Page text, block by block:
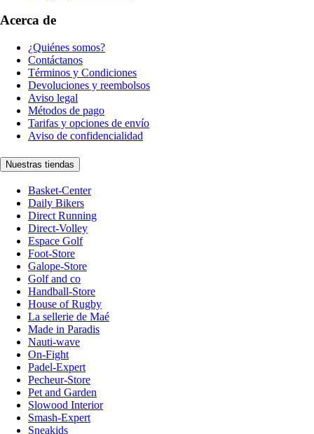
Acerca de
¿Quiénes somos?
Contáctanos
Términos y Condiciones
Devoluciones y reembolsos
Aviso legal
Métodos de pago
Tarifas y opciones de envío
Aviso de confidencialidad
Nuestras tiendas
Basket-Center
Daily Bikers
Direct Running
Direct-Volley
Espace Golf
Foot-Store
Galope-Store
Golf and co
Handball-Store
House of Rugby
La sellerie de Maé
Made in Paradis
Nauti-wave
On-Fight
Padel-Expert
Pecheur-Store
Pet and Garden
Slowood Interior
Smash-Expert
Sneakids